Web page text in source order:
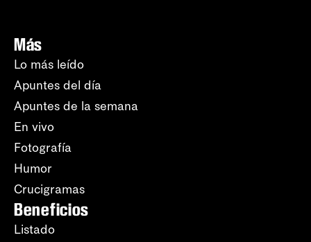
Más
Lo más leído
Apuntes del día
Apuntes de la semana
En vivo
Fotografía
Humor
Crucigramas
Beneficios
Listado